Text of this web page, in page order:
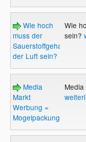
Wie hoch
muss der
Sauerstoffgehalt
der Luft sein?
Wie
sein?
Media
Markt
Werbung =
Mogelpackung?